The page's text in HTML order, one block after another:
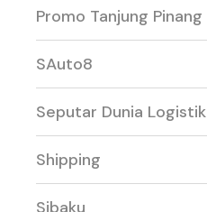
Promo Tanjung Pinang
SAuto8
Seputar Dunia Logistik
Shipping
Sibaku